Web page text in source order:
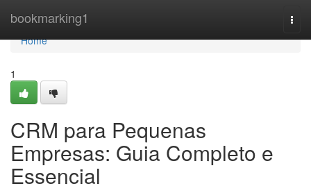
bookmarking1
Home
Home
1
CRM para Pequenas
Empresas: Guia Completo e
Essencial